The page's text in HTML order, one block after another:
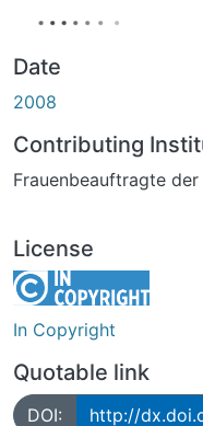
Date
2008
Contributing
Frauenbeauftragte
License
In Copyright
Quotable link
DOI: http://